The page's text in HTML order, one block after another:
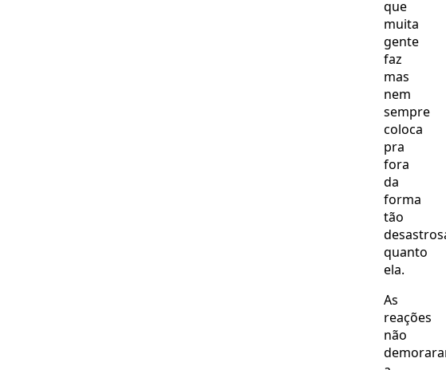
que
muita
gente
faz
mas
nem
sempre
coloca
pra
fora
da
forma
tão
quanto
ela.
As
reações
não